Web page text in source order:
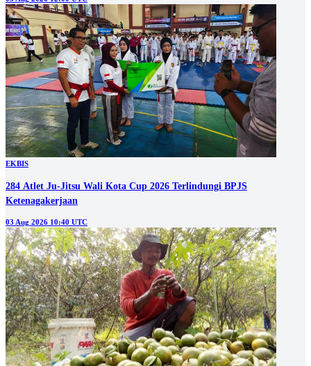
EKBIS
284 Atlet Ju-Jitsu Wali Kota Cup 2026 Terlindungi BPJS
Ketenagakerjaan
03 Aug 2026 10:40 UTC